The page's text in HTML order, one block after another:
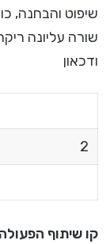
שיפוט והבחנה,
שורה עליונה
ודכאון
קו שיתוף